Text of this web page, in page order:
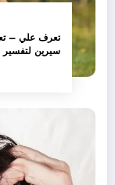
تعرف علي –
سيرين